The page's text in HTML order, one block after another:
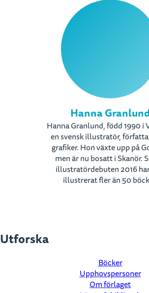
Hanna Granlund
Hanna Granlund, född 1990 i
en svensk illustratör,
grafiker. Hon växte upp på
men är nu bosatt i Skanör.
illustratördebuten 2016
illustrerat fler än 50
Utforska
Böcker
Upphovspersoner
Om förlaget